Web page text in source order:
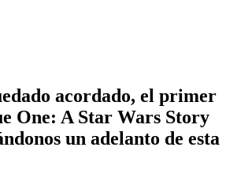
acordado, el primer
One: A Star Wars Story
un adelanto de esta